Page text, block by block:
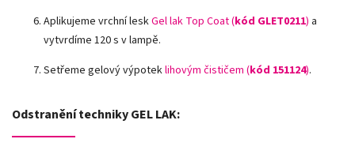
Aplikujeme vrchní leskGel lak Top Coat (kód GLET0211) a
vytvrdíme 120 s v lampě.
Setřeme gelový výpoteklihovým čističem (kód 151124).
Odstranění techniky GEL LAK: